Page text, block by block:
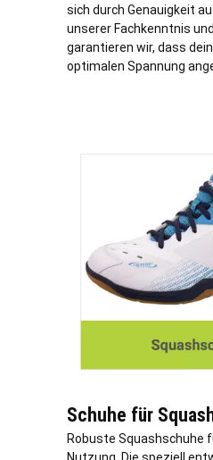
sich durch Genauigkeit
unserer Fachkenntnis
garantieren wir, dass
optimalen Spannung
Schuhe für
Robuste Squashschuhe